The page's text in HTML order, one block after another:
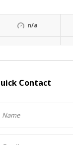
n/a
Contact